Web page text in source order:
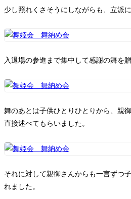
少し照れくさそうにしながらも、立派
入退場の参進まで集中して感謝の舞を
舞のあとは子供ひとりひとりから、親
直接述べてもらいました。
それに対して親御さんからも一言ずつ
れました。